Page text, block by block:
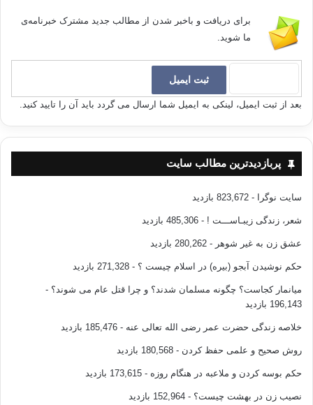
برای دریافت و باخبر شدن از مطالب جدید مشترک خبرنامه‌ی
ما شوید.
بعد از ثبت ایمیل، لینکی به ایمیل شما ارسال می گردد باید آن را تایید کنید.
پربازدیدترین مطالب سایت
سایت نوگرا - 823,672 بازدید
شعر، زندگی زیبـاســـت ! - 485,306 بازدید
عشق زن به غیر شوهر - 280,262 بازدید
حکم نوشیدن آبجو (بیره) در اسلام چیست ؟ - 271,328 بازدید
میانمار کجاست؟ چگونه مسلمان شدند؟ و چرا قتل عام می شوند؟ -
196,143 بازدید
خلاصه زندگی حضرت عمر رضی الله تعالی عنه - 185,476 بازدید
روش صحیح و علمی حفظ کردن - 180,568 بازدید
حکم بوسه کردن و ملاعبه در هنگام روزه - 173,615 بازدید
نصیب زن در بهشت چیست؟ - 152,964 بازدید